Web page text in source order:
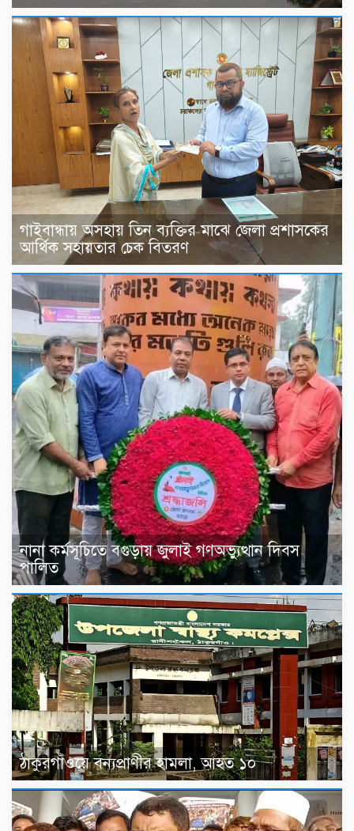
গাইবান্ধায় অসহায় তিন ব্যক্তির মাঝে জেলা প্রশাসকের
আর্থিক সহায়তার চেক বিতরণ
নানা কর্মসূচিতে বগুড়ায় জুলাই গণঅভ্যুত্থান দিবস
পালিত
ঠাকুরগাঁওয়ে বন্যপ্রাণীর হামলা, আহত ১০